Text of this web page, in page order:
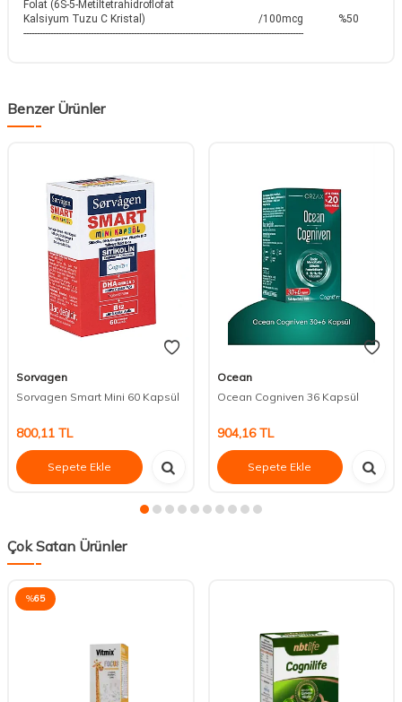
Folat (6S-5-Metiltetrahidroflofat
Kalsiyum Tuzu C Kristal) /100mcg %50
--------------------------------------------------------------------------------------------------------
Benzer Ürünler
Sorvagen
Sorvagen Smart Mini 60 Kapsül
800,11 TL
Sepete Ekle
Ocean
Ocean Cogniven 36 Kapsül
904,16TL
Sepete Ekle
Çok Satan Ürünler
%65